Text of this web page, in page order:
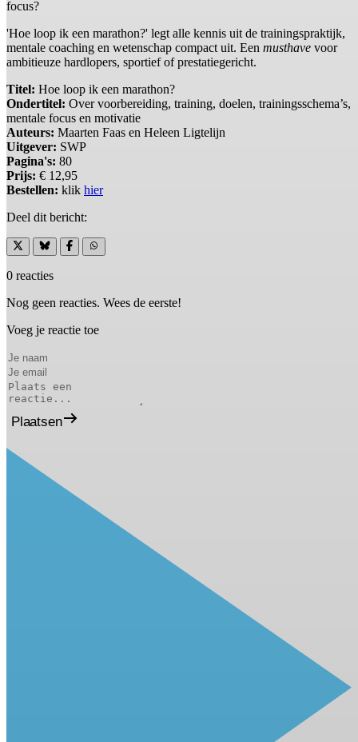
focus?
'Hoe loop ik een marathon?' legt alle kennis uit de trainingspraktijk,
mentale coaching en wetenschap compact uit. Een musthave voor
ambitieuze hardlopers, sportief of prestatiegericht.
Titel: Hoe loop ik een marathon?
Ondertitel: Over voorbereiding, training, doelen, trainingsschema’s,
mentale focus en motivatie
Auteurs: Maarten Faas en Heleen Ligtelijn
Uitgever: SWP
Pagina's: 80
Prijs: € 12,95
Bestellen: klik hier
Deel dit bericht:
0 reacties
Nog geen reacties. Wees de eerste!
Voeg je reactie toe
Plaatsen